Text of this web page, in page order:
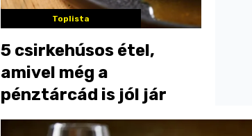
Toplista
5 csirkehúsos étel,
amivel még a
pénztárcád is jól jár